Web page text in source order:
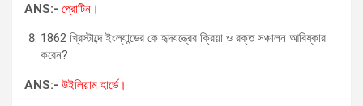
ANS:- প্রোটিন।
1862 খ্রিস্টাব্দে ইংল্যান্ডের কে হৃদযন্ত্রের ক্রিয়া ও রক্ত সঞ্চালন আবিষ্কার
করেন?
ANS:- উইলিয়াম হার্ভে।